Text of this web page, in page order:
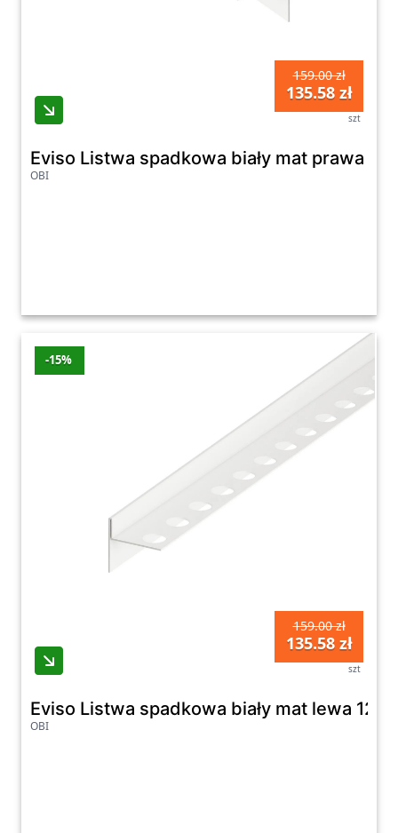
159.00 zł
135.58 zł
szt
Eviso Listwa spadkowa biały mat prawa
OBI
-15%
159.00 zł
135.58 zł
szt
Eviso Listwa spadkowa biały mat lewa 120
OBI